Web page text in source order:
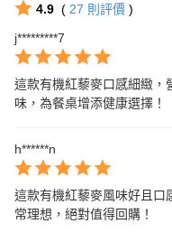
4.9 ( 27 則評價 )
j*********7
這款有機紅藜麥口感細緻，
味，為餐桌增添健康選擇！
h******n
這款有機紅藜麥風味好且口
常理想，絕對值得回購！